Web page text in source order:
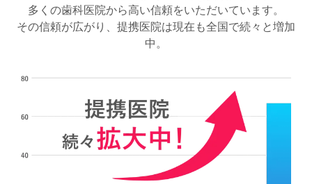
多くの歯科医院から高い信頼をいただいています。
その信頼が広がり、提携医院は現在も全国で続々と増加
中。